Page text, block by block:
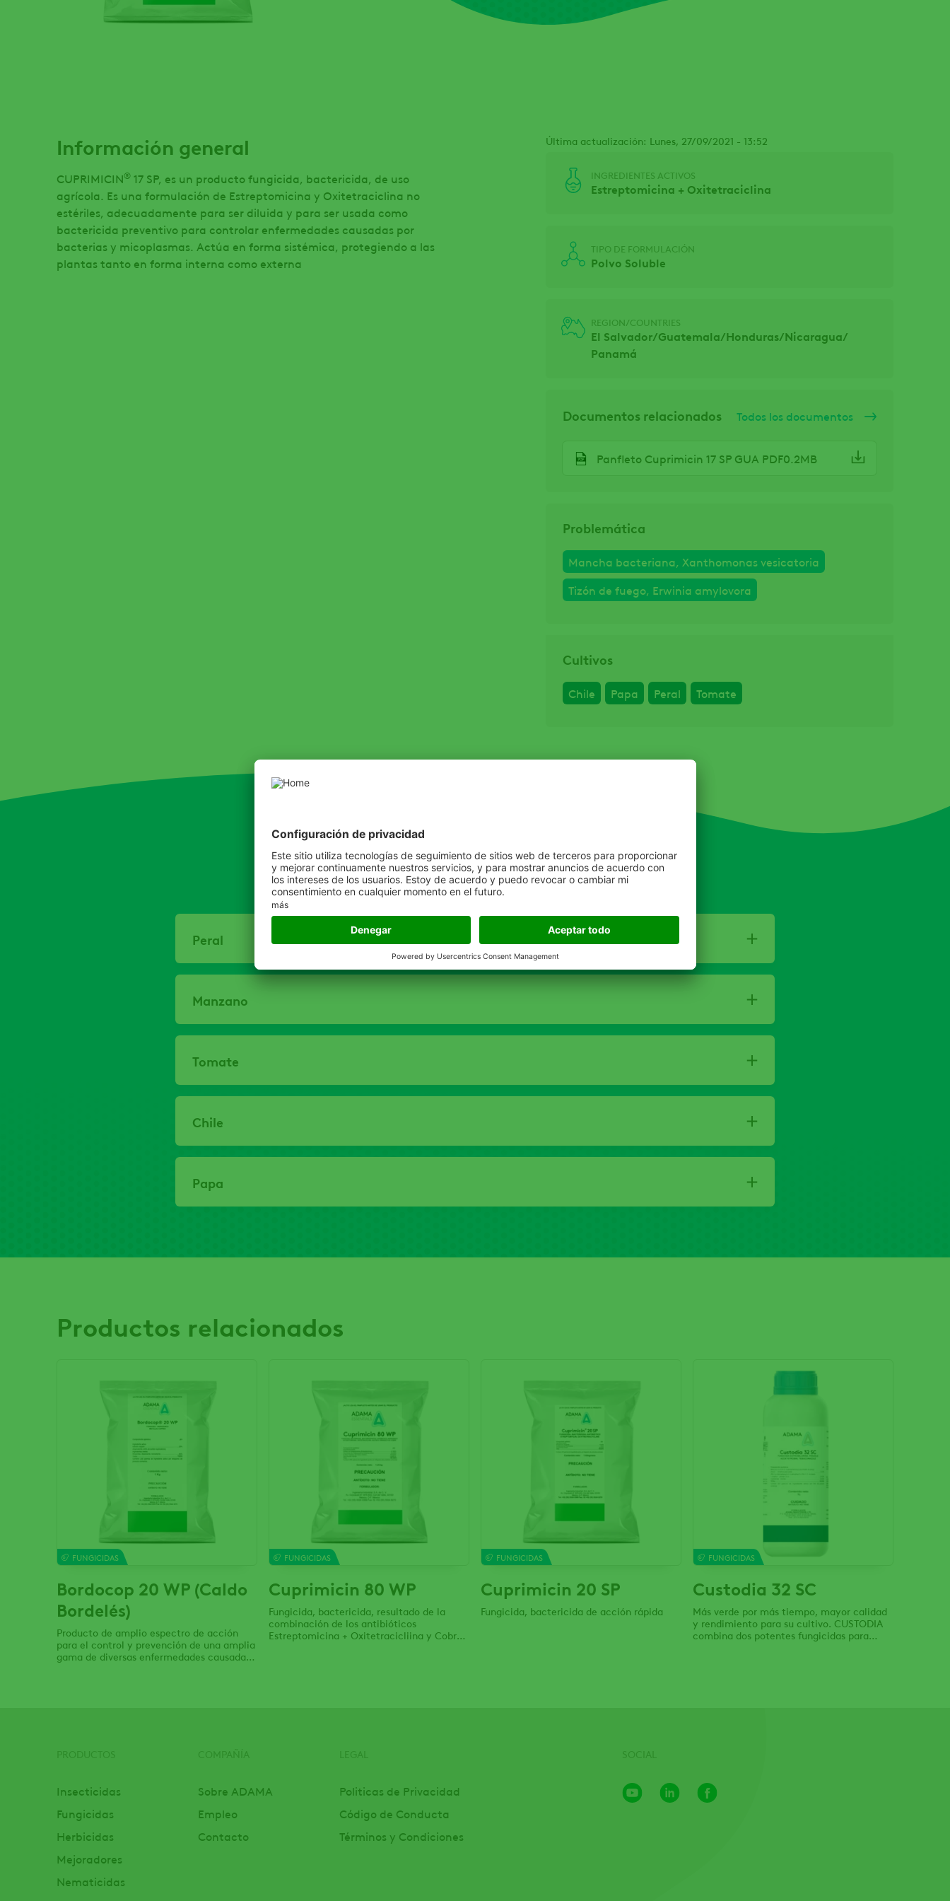
Última actualización: Lunes, 27/09/2021 - 13:52
Información general
CUPRIMICIN® 17 SP, es un producto fungicida, bactericida, de uso
agrícola. Es una formulación de Estreptomicina y Oxitetraciclina no
estériles, adecuadamente para ser diluida y para ser usada como
bactericida preventivo para controlar enfermedades causadas por
bacterias y micoplasmas. Actúa en forma sistémica, protegiendo a las
plantas tanto en forma interna como externa
INGREDIENTES ACTIVOS
Estreptomicina + Oxitetraciclina
TIPO DE FORMULACIÓN
Polvo Soluble
REGION/COUNTRIES
El Salvador/Guatemala/Honduras/Nicaragua/
Panamá
Documentos relacionados Todos los documentos
Panfleto Cuprimicin 17 SP GUA PDF0.2MB
Problemática
Mancha bacteriana, Xanthomonas vesicatoria
Tizón de fuego, Erwinia amylovora
Cultivos
Chile Papa Peral Tomate
Dosis
Peral
Manzano
Tomate
Chile
Papa
Productos relacionados
FUNGICIDAS
Bordocop 20 WP (Caldo
Bordelés)
Producto de amplio espectro de acción
para el control y prevención de una amplia
gama de diversas enfermedades causadas
FUNGICIDAS
Cuprimicin 80 WP
Fungicida, bactericida, resultado de la
combinación de los antibióticos
Estreptomicina + Oxitetracicliina y Cobre.
FUNGICIDAS
Cuprimicin 20 SP
Fungicida, bactericida de acción rápida
FUNGICIDAS
Custodia 32 SC
Más verde por más tiempo, mayor calidad
y rendimiento para su cultivo. CUSTODIA
combina dos potentes fungicidas para
Insecticidas
Fungicidas
Herbicidas
Mejoradores
Nematicidas
Sobre ADAMA
Empleo
Contacto
Politicas de Privacidad
Código de Conducta
Términos y Condiciones
Youtube
Channel
LinkedInFacebook